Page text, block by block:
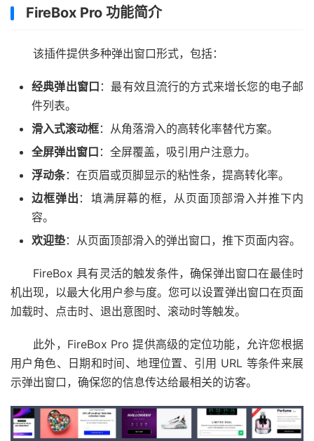
​FireBox Pro 功能简介
该插件提供多种弹出窗口形式，包括：
经典弹出窗口 ：​最有效且流行的方式来增长您的电子邮
件列表。​
滑入式滚动框：​从角落滑入的高转化率替代方案。​
全屏弹出窗口 ：​全屏覆盖，吸引用户注意力。​
浮动条：​在页眉或页脚显示的粘性条，提高转化率。​
边框弹出 ：​填满屏幕的框，从页面顶部滑入并推下内
容。​
欢迎垫：​从页面顶部滑入的弹出窗口，推下页面内容。
FireBox 具有灵活的触发条件，确保弹出窗口在最佳时
机出现，以最大化用户参与度。​您可以设置弹出窗口在页面
加载时、点击时、退出意图时、滚动时等触发。​
此外，FireBox Pro 提供高级的定位功能，允许您根据
用户角色、日期和时间、地理位置、引用 URL 等条件来展
示弹出窗口，确保您的信息传达给最相关的访客。